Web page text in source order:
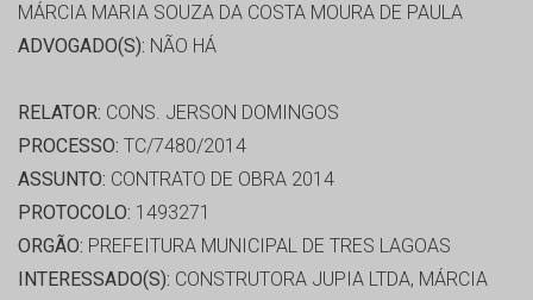
MÁRCIA MARIA SOUZA DA COSTA MOURA DE PAULA
ADVOGADO(S): NÃO HÁ
RELATOR: CONS. JERSON DOMINGOS
PROCESSO: TC/7480/2014
ASSUNTO: CONTRATO DE OBRA 2014
PROTOCOLO: 1493271
ORGÃO: PREFEITURA MUNICIPAL DE TRES LAGOAS
INTERESSADO(S): CONSTRUTORA JUPIA LTDA, MÁRCIA